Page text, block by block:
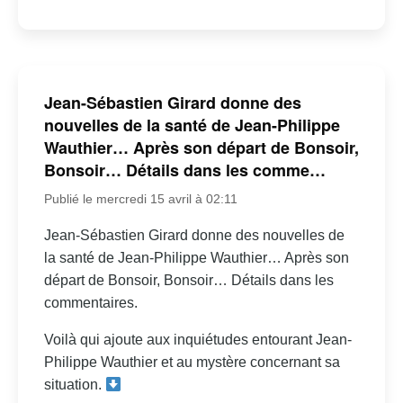
Jean-Sébastien Girard donne des
nouvelles de la santé de Jean-Philippe
Wauthier… Après son départ de Bonsoir,
Bonsoir… Détails dans les comme…
Publié le mercredi 15 avril à 02:11
Jean-Sébastien Girard donne des nouvelles de
la santé de Jean-Philippe Wauthier… Après son
départ de Bonsoir, Bonsoir… Détails dans les
commentaires.
Voilà qui ajoute aux inquiétudes entourant Jean-
Philippe Wauthier et au mystère concernant sa
situation.